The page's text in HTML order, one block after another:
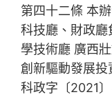
第四十二條 本
科技廳、財政
學技術廳 廣西
創新驅動發展
科政字〔2021